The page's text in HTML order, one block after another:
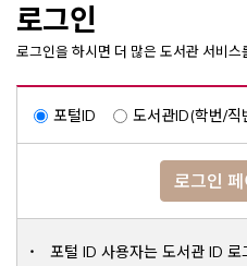
로그인
로그인을 하시면 더 많은 도서관 서비스
포털ID 도서관ID(학번/직
로그인
포털 ID 사용자는 도서관 ID 로